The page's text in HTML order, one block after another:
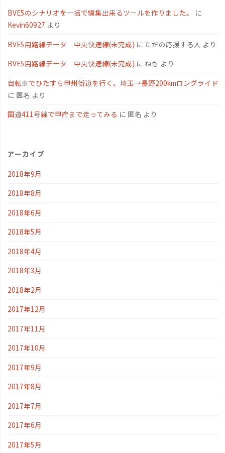
BVE5のシナリオを一括で編集出来るツールを作りました。
に
Kevin60927 より
BVE5用路線データ 中央快速線(未完成) に ただの応援する人 より
BVE5用路線データ 中央快速線(未完成) に ねも より
自転車でひたすら甲州街道を行く。埼玉→長野200kmロングライド
に 匿名 より
国道411号線で甲府まで走ってみる に 匿名 より
アーカイブ
2018年9月
2018年8月
2018年6月
2018年5月
2018年4月
2018年3月
2018年2月
2017年12月
2017年11月
2017年10月
2017年9月
2017年8月
2017年7月
2017年6月
2017年5月